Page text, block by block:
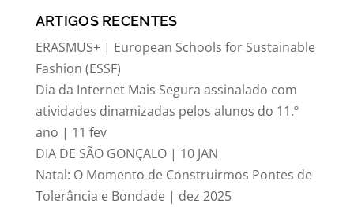
ARTIGOS RECENTES
ERASMUS+ | European Schools for Sustainable
Fashion (ESSF)
Dia da Internet Mais Segura assinalado com
atividades dinamizadas pelos alunos do 11.º
ano | 11 fev
DIA DE SÃO GONÇALO | 10 JAN
Natal: O Momento de Construirmos Pontes de
Tolerância e Bondade | dez 2025